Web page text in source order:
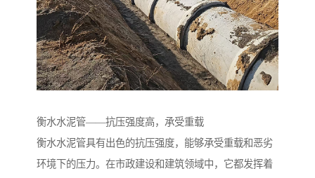
衡水水泥管——抗压强度高，承受重载
衡水水泥管具有出色的抗压强度，能够承受重载和恶劣
环境下的压力。在市政建设和建筑领域中，它都发挥着